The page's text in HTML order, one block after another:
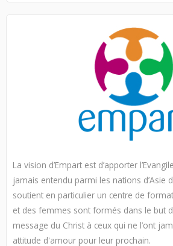
La vision d’Empart est d’apporter
jamais entendu parmi les nations d’Asie
soutient en particulier un centre de
et des femmes sont formés dans le but
message du Christ à ceux qui ne l’ont
attitude d'amour pour leur prochain.